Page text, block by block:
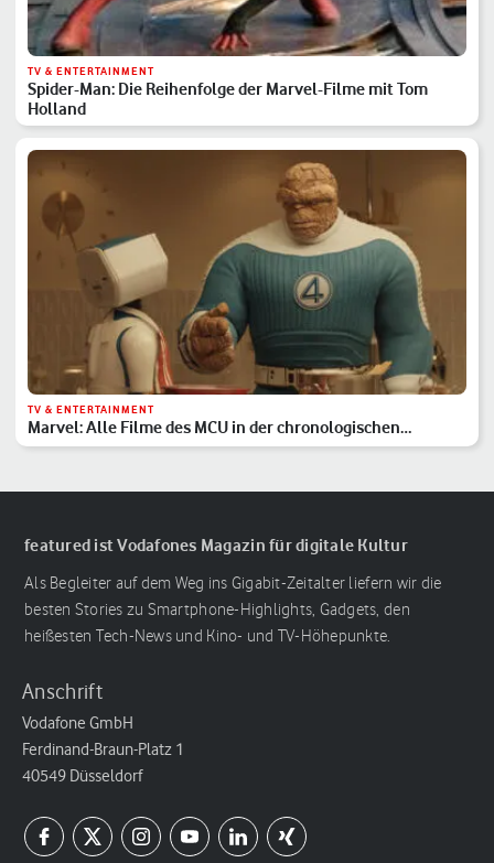
TV & ENTERTAINMENT
Spider-Man: Die Reihenfolge der Marvel-Filme mit Tom
Holland
TV & ENTERTAINMENT
Marvel: Alle Filme des MCU in der chronologischen
Reihenfolge
featured ist Vodafones Magazin für digitale Kultur
Als Begleiter auf dem Weg ins Gigabit-Zeitalter liefern wir die
besten Stories zu Smartphone-Highlights, Gadgets, den
heißesten Tech-News und Kino- und TV-Höhepunkte.
Anschrift
Vodafone GmbH
Ferdinand-Braun-Platz 1
40549 Düsseldorf